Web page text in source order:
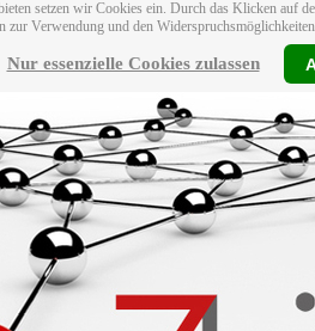
setzen wir Cookies ein. Durch das Klicken auf
zur Verwendung und den
Nur essenzielle Cookies zulassen